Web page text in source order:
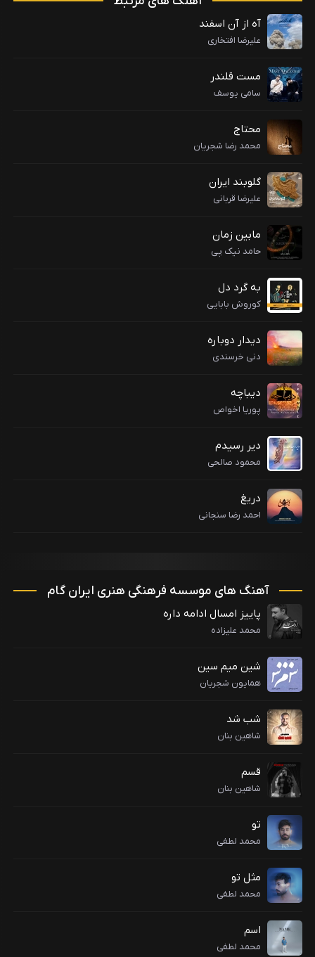
آه از آن اسفند
علیرضا افتخاری
مست قلندر
سامی یوسف
محتاج
محمد رضا شجریان
گلوبند ایران
علیرضا قربانی
مابین زمان
حامد نیک پی
به گرد دل
کوروش بابایی
دیدار دوباره
دنی خرسندی
دیباچه
پوریا اخواص
دیر رسیدم
محمود صالحی
دریغ
احمد رضا سنجانی
آهنگ های موسسه فرهنگی هنری ایران گام
پاییز امسال ادامه داره
محمد علیزاده
شین میم سین
همایون شجریان
شب شد
شاهین بنان
قسم
شاهین بنان
تو
محمد لطفی
مثل تو
محمد لطفی
اسم
محمد لطفی